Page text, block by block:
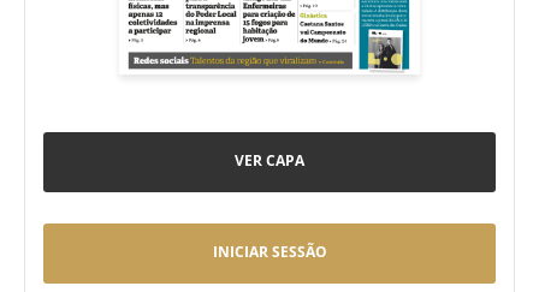
VER CAPA
INICIAR SESSÃO